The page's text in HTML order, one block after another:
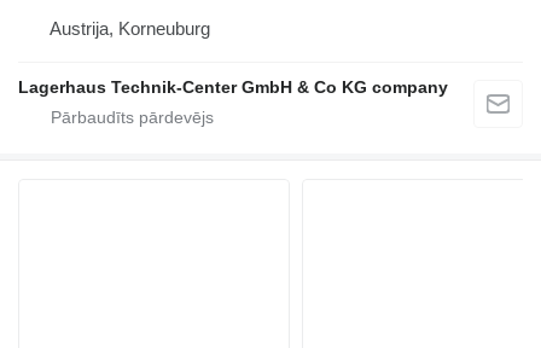
Austrija, Korneuburg
Lagerhaus Technik-Center GmbH & Co KG company